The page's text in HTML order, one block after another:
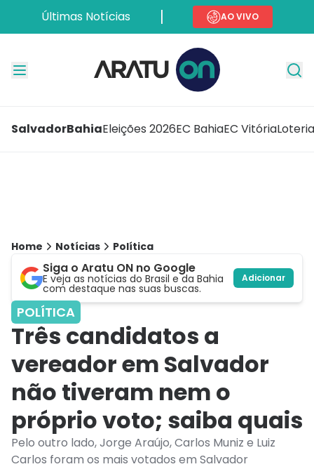
Últimas Notícias AO VIVO
SalvadorBahiaEleições 2026EC BahiaEC Vitória
Home Notícias Política
Siga o Aratu ON no Google
E veja as notícias do Brasil e da Bahia
com destaque nas suas buscas.
Adicionar
POLÍTICA
Três candidatos a
vereador em Salvador
não tiveram nem o
próprio voto; saiba quais
Pelo outro lado, Jorge Araújo, Carlos Muniz e Luiz
Carlos foram os mais votados em Salvador